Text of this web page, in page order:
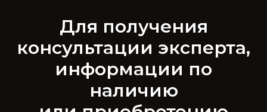
Для получения
консультации эксперта,
информации по
наличию